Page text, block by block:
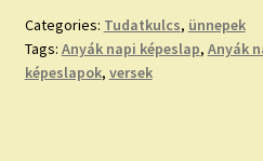
Categories: Tudatkulcs, ünnepek
Tags: Anyák napi képeslap, Anyák
képeslapok, versek